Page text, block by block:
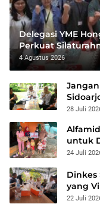
Delegasi YME
Perkuat
‘Alamin
4 Agustus 2026
28 Juli
untuk
24 Juli
Dinkes
yang
22 Juli